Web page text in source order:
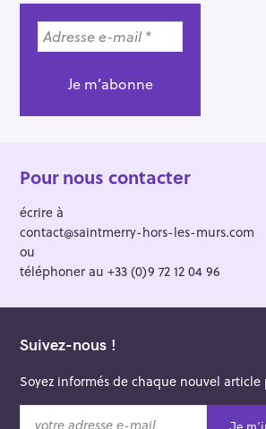
Pour nous contacter
écrire à
contact@saintmerry-hors-les-murs.com
ou
téléphoner au +33 (0)9 72 12 04 96
Suivez-nous !
Soyez informés de chaque nouvel